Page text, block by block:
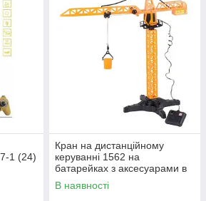
1 (24)
Кран на дистанційному
керуванні 1562 на
батарейках з аксесуарами в
коробці
В наявності